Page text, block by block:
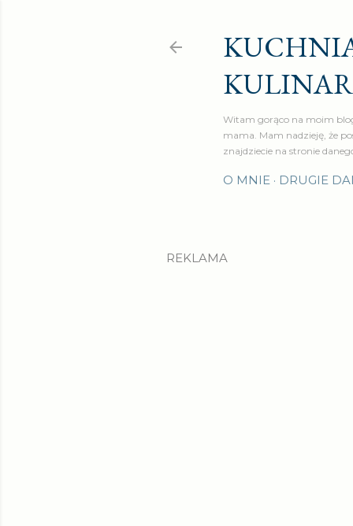
Witam gorąco na moim
mama. Mam nadzieję, że
znajdziecie na stronie
O MNIE DRUGIE
REKLAMA